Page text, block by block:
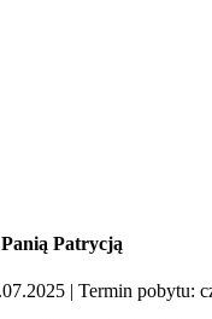
Patrycją
| Termin pobytu: